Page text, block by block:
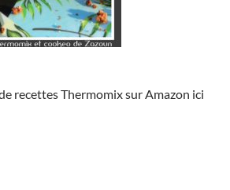
recettes Thermomix sur Amazon ici